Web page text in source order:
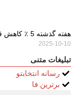
هفته گذشته 5 ٪ کاهش قیمت خودرو
2025-10-10
تبلیغات متنی
رسانه انتخابتو
برترین فا